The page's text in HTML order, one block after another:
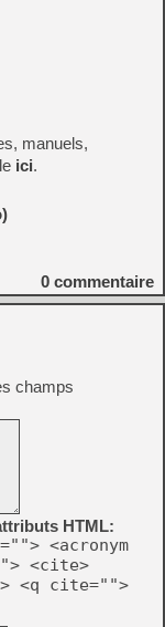
manuels,
ici.
0 commentaire
champs
HTML:
<acronym
<cite>
<q cite="">